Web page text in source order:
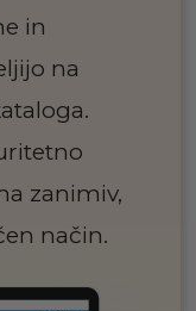
in
na
zanimiv,
način.